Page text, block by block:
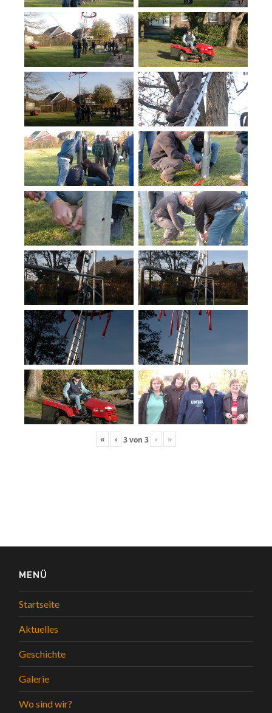
« ‹ 3von 3 › »
MENÜ
Startseite
Aktuelles
Geschichte
Galerie
Wo sind wir?